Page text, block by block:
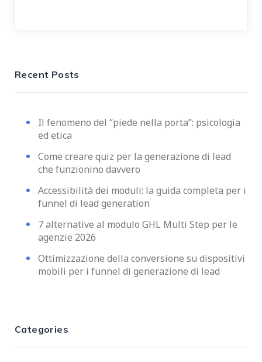
Recent Posts
Il fenomeno del “piede nella porta”: psicologia
ed etica
Come creare quiz per la generazione di lead
che funzionino davvero
Accessibilità dei moduli: la guida completa per i
funnel di lead generation
7 alternative al modulo GHL Multi Step per le
agenzie 2026
Ottimizzazione della conversione su dispositivi
mobili per i funnel di generazione di lead
Categories